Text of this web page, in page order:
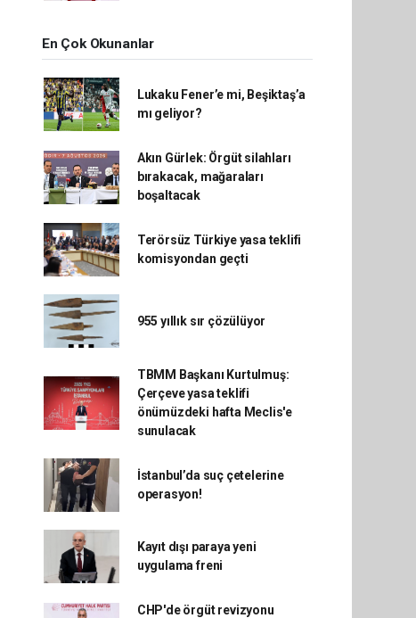
En Çok Okunanlar
Lukaku Fener’e mi, Beşiktaş’a
mı geliyor?
Akın Gürlek: Örgüt silahları
bırakacak, mağaraları
boşaltacak
Terörsüz Türkiye yasa teklifi
komisyondan geçti
955 yıllık sır çözülüyor
TBMM Başkanı Kurtulmuş:
Çerçeve yasa teklifi
önümüzdeki hafta Meclis'e
sunulacak
İstanbul’da suç çetelerine
operasyon!
Kayıt dışı paraya yeni
uygulama freni
CHP'de örgüt revizyonu